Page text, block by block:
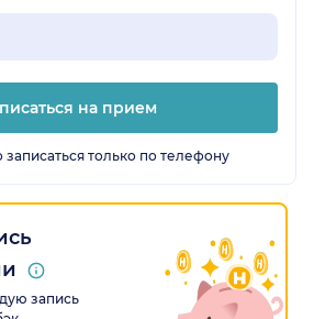
на прием
только по телефону
запись